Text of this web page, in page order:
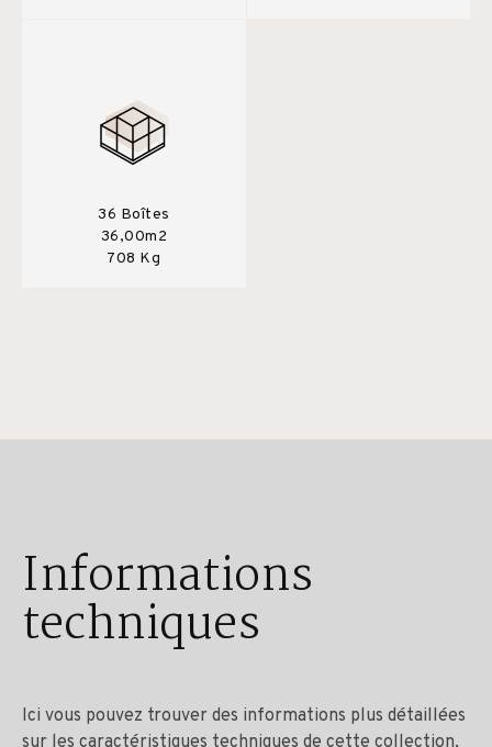
36 Boîtes
36,00m2
708 Kg
Informations
techniques
Ici vous pouvez trouver des informations plus détaillées
sur les caractéristiques techniques de cette collection,